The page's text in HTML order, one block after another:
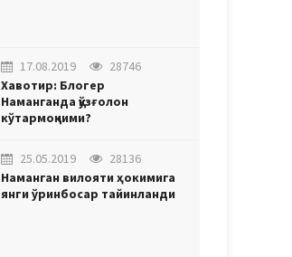
17.08.2019
28746
Хавотир: Блогер
Наманганда қўзғолон
кўтармоқчими?
25.05.2019
28136
Наманган вилояти ҳокимига
янги ўринбосар тайинланди